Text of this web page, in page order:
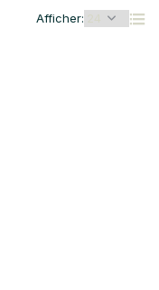
Afficher: